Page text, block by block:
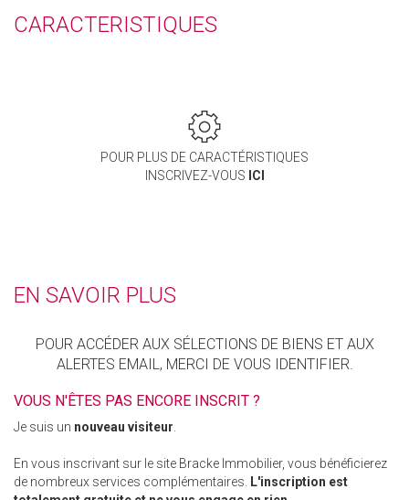
CARACTERISTIQUES
POUR PLUS DE CARACTÉRISTIQUES
INSCRIVEZ-VOUS ICI
EN SAVOIR PLUS
POUR ACCÉDER AUX SÉLECTIONS DE BIENS ET AUX
ALERTES EMAIL, MERCI DE VOUS IDENTIFIER.
VOUS N'ÊTES PAS ENCORE INSCRIT ?
Je suis un nouveau visiteur.
En vous inscrivant sur le site Bracke Immobilier, vous bénéficierez
de nombreux services complémentaires. L'inscription est